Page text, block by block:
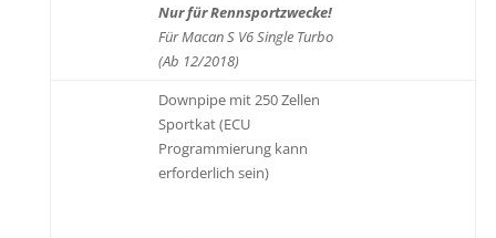
Nur für Rennsportzwecke!
Für Macan S V6 Single Turbo
(Ab 12/2018)
Downpipe mit 250 Zellen
Sportkat (ECU
Programmierung kann
erforderlich sein)